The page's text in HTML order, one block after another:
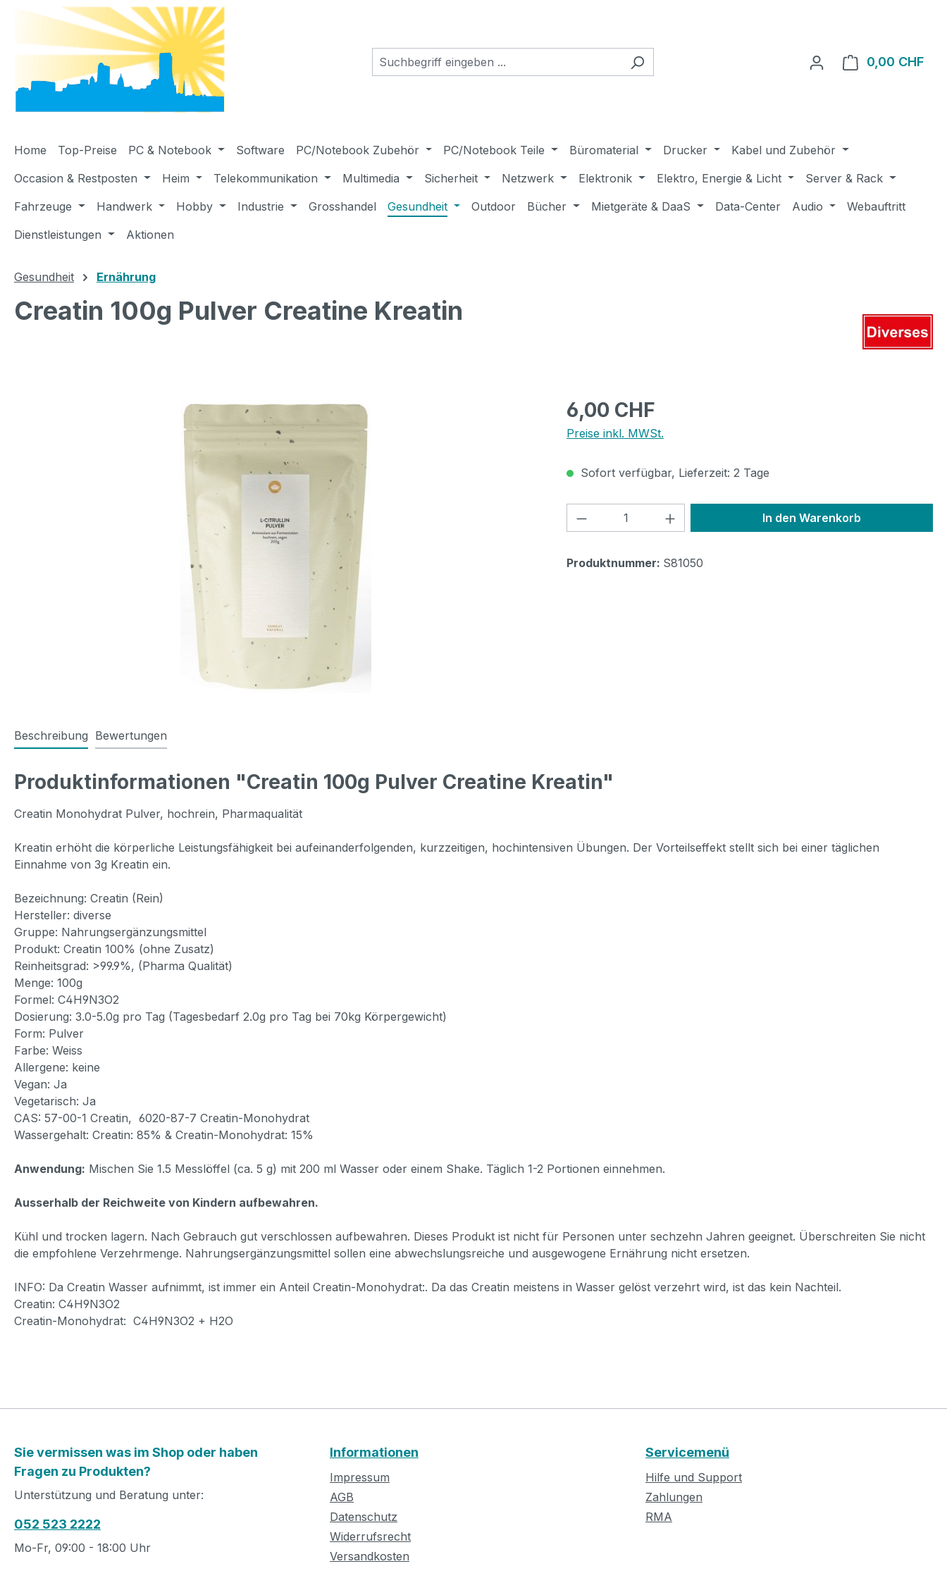
Hauptinhalt springen
Zur Suche springen
Zur Hauptnavigation springen
0,00 CHF
Home Top-Preise PC & Notebook Software PC/Notebook Zubehör PC/Notebook Teile Büromaterial Drucker
Kabel und Zubehör
Occasion & Restposten
Heim Telekommunikation Multimedia Sicherheit Netzwerk Elektronik Elektro, Energie & Licht
Server & Rack
Fahrzeuge
Handwerk Hobby Industrie Grosshandel Gesundheit Outdoor Bücher Mietgeräte & DaaS Data-Center Audio
Webauftritt
Dienstleistungen
Aktionen
Gesundheit Ernährung
Creatin 100g Pulver Creatine Kreatin
Regulärer Preis:
6,00 CHF
Preise inkl. MWSt.
Sofort verfügbar, Lieferzeit: 2 Tage
Produkt Anzahl: Gib den gewünschten Wert
In den Warenkorb
Produktnummer: S81050
Beschreibung Bewertungen
Produktinformationen "Creatin 100g Pulver Creatine Kreatin"
Creatin Monohydrat Pulver, hochrein, Pharmaqualität
Kreatin erhöht die körperliche Leistungsfähigkeit bei aufeinanderfolgenden, kurzzeitigen, hochintensiven Übungen. Der Vorteilseffekt stellt sich bei einer täglichen
Einnahme von 3g Kreatin ein.
Bezeichnung: Creatin (Rein)
Hersteller: diverse
Gruppe: Nahrungsergänzungsmittel
Produkt: Creatin 100% (ohne Zusatz)
Reinheitsgrad: >99.9%, (Pharma Qualität)
Menge: 100g
Formel: C4H9N3O2
Dosierung: 3.0-5.0g pro Tag (Tagesbedarf 2.0g pro Tag bei 70kg Körpergewicht)
Form: Pulver
Farbe: Weiss
Allergene: keine
Vegan: Ja
Vegetarisch: Ja
CAS: 57-00-1 Creatin, 6020-87-7 Creatin-Monohydrat
Wassergehalt: Creatin: 85% & Creatin-Monohydrat: 15%
Anwendung: Mischen Sie 1.5 Messlöffel (ca. 5 g) mit 200 ml Wasser oder einem Shake. Täglich 1-2 Portionen einnehmen.
Ausserhalb der Reichweite von Kindern aufbewahren.
Kühl und trocken lagern. Nach Gebrauch gut verschlossen aufbewahren. Dieses Produkt ist nicht für Personen unter sechzehn Jahren geeignet. Überschreiten Sie nicht
die empfohlene Verzehrmenge. Nahrungsergänzungsmittel sollen eine abwechslungsreiche und ausgewogene Ernährung nicht ersetzen.
INFO: Da Creatin Wasser aufnimmt, ist immer ein Anteil Creatin-Monohydrat:. Da das Creatin meistens in Wasser gelöst verzehrt wird, ist das kein Nachteil.
Creatin: C4H9N3O2
Creatin-Monohydrat: C4H9N3O2 + H2O
Sie vermissen was im Shop oder haben
Fragen zu Produkten?
Unterstützung und Beratung unter:
052 523 2222
Mo-Fr, 09:00 - 18:00 Uhr
Informationen
Impressum
AGB
Datenschutz
Widerrufsrecht
Versandkosten
Servicemenü
Hilfe und Support
Zahlungen
RMA